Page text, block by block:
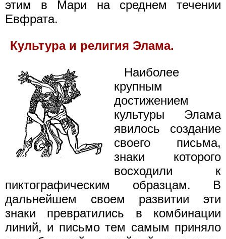
этим в Мари на среднем течении
Евфрата.
Культура и религия Элама.
Наиболее
крупным
достижением
культуры Элама
явилось создание
своего письма,
знаки которого
восходили к
пиктографическим образцам. В
дальнейшем своем развитии эти
знаки превратились в комбинации
линий, и письмо тем самым приняло